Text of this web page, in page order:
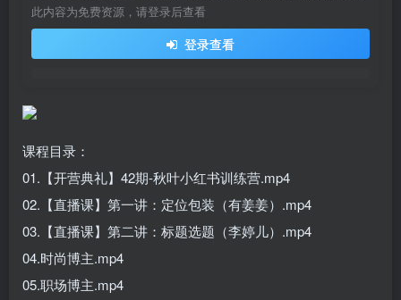
此内容为免费资源，请登录后查看
登录查看
课程目录：
01.【开营典礼】42期-秋叶小红书训练营.mp4
02.【直播课】第一讲：定位包装（有姜姜）.mp4
03.【直播课】第二讲：标题选题（李婷儿）.mp4
04.时尚博主.mp4
05.职场博主.mp4